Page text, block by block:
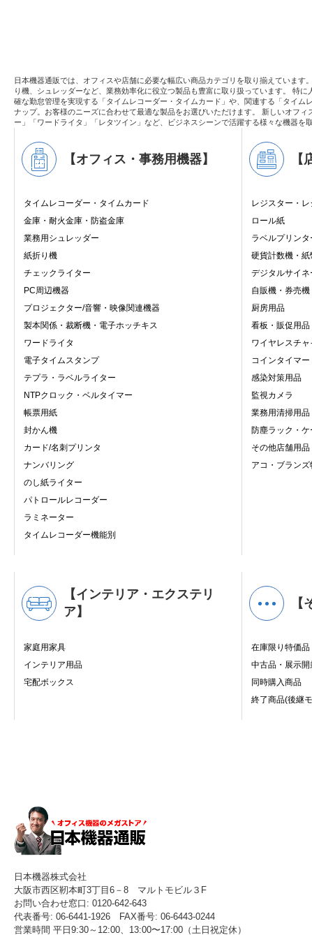
日本機器通販では、オフィスや店舗に必要な幅広い商品カテゴリを取り揃えていま
り機、シュレッダーなど、業務効率化に役立つ製品も豊富に取り扱っています。 特
確な勤怠管理を実現する「タイムレコーダー・タイムカード」や、関連する「タイ
ナップ。お客様のニーズに合わせて最適な製品をお選びいただけます。 新しいオフ
ー」「ワードライタ」「レタツイン」など、ビジネスシーンで活躍する様々な機器
【オフィス・事務用機器】
タイムレコーダー・タイムカード
金庫・耐火金庫・防盗金庫
業務用シュレッダー
紙折り機
チェックライター
PC周辺機器
プロジェクター/音響・映像関連機器
製本関係・裁断機・電子ホッチキス
ワードライタ
電子タイムスタンプ
テプラ・ラベルライター
NTPクロック・ベルタイマー
帳票用紙
封かん機
カード/名刺プリンタ
ナンバリング
のし紙ライター
パトロールレコーダー
ラミネーター
タイムレコーダー機能別
【
レジスター・レ
ロール紙
ラベルプリンタ
硬貨計数機・紙
デジタルサイネ
自販機・券売
厨房用品
看板・販促用品
ワイヤレスチャ
コインタイマー
感染対策用品
監視カメラ
業務用清掃用品
防塵ラック・ケ
その他店舗用品
アコ・ブラン
【インテリア・エクステリ
ア】
家庭用家具
インテリア用品
宅配ボックス
【
在庫限り特価品
中古品・展示開
同時購入商品
終了商品(後継
日本機器株式会社
大阪市西区靭本町3丁目6－8 マルトモビル３F
お問い合わせ窓口: 0120-642-643
代表番号: 06-6441-1926 FAX番号: 06-6443-0244
営業時間 平日9:30～12:00、13:00〜17:00（土日祝定休）